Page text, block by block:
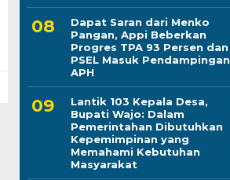
Dapat Saran dari Menko
Pangan, Appi Beberkan
Progres TPA 93 Persen dan
PSEL Masuk Pendampingan
APH
Lantik 103 Kepala Desa,
Bupati Wajo: Dalam
Pemerintahan Dibutuhkan
Kepemimpinan yang
Memahami Kebutuhan
Masyarakat